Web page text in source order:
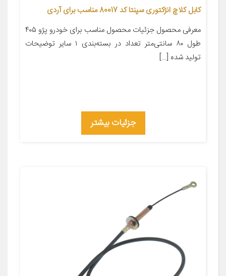
کابل کلاچ انژکتوری سپنتا کد 80017 مناسب برای آردی
معرفی محصول جزئیات محصول مناسب برای خودرو پژو ۴۰۵
طول ۸۰ سانتی‌متر تعداد در بسته‌بندی ۱ سایر توضیحات
تولید شده […]
جزئیات بیشتر